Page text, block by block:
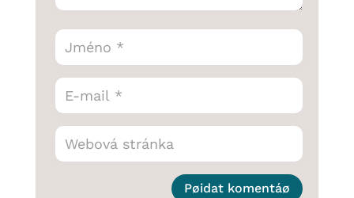
Pøidat komentáø